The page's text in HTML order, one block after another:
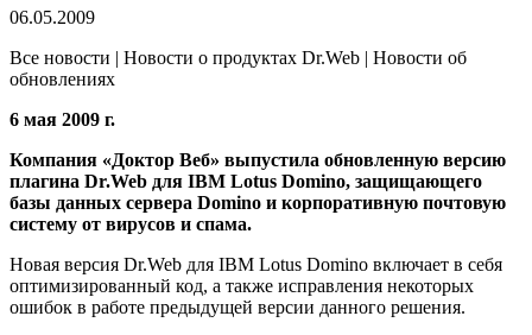
06.05.2009
Все новости | Новости о продуктах Dr.Web | Новости об
обновлениях
6 мая 2009 г.
Компания «Доктор Веб» выпустила обновленную версию
плагина Dr.Web для IBM Lotus Domino, защищающего
базы данных сервера Domino и корпоративную почтовую
систему от вирусов и спама.
Новая версия Dr.Web для IBM Lotus Domino включает в себя
оптимизированный код, а также исправления некоторых
ошибок в работе предыдущей версии данного решения.